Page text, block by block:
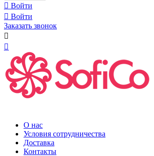
 Войти
 Войти
Заказать звонок


О нас
Условия сотрудничества
Доставка
Контакты